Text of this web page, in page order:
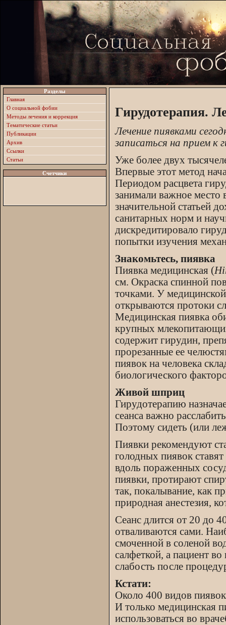
Разделы
Главная
О социальной фобии
Методы лечения и коррекция
Тематические статьи
Публикации
Архив
Ссылки
Статьи
Счетчики
Гирудотерапия.
Лечение пиявками
записаться на прием к
Уже более двух
Впервые этот метод
Периодом расцвета
занимали важное место
значительной статьей
санитарных норм и
дискредитировало
попытки изучения
Знакомьтесь, пиявка
Пиявка медицинская (
см. Окраска спинной
точками. У
открываются протоки
Медицинская пиявка
крупных
содержит гирудин,
прорезанные ее
пиявок на человека
биологического
Живой шприц
Гирудотерапию
сеанса важно
Поэтому сидеть (или
Пиявки рекомендуют
голодных пиявок
вдоль пораженных
пиявки, протирают
так, покалывание, как
природная анестезия,
Сеанс длится от 20 до
отваливаются сами.
смоченной в соленой
салфеткой, а пациент
слабость после
Кстати:
Около 400 видов
И только медицинская
использоваться во